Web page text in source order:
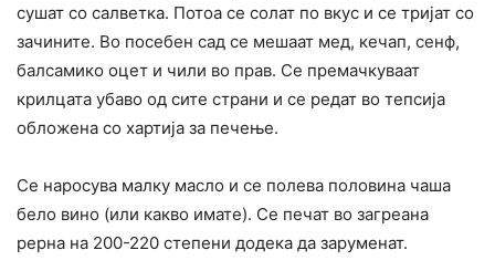
сушат со салветка. Потоа се солат по вкус и се тpијат со
зачините. Во посебен сад се мешаат мед, кечап, сенф,
балсамико оцет и чили во прав. Се премачкуваат
крилцата убаво од сите страни и се редат во тепсија
обложена со хартија за печење.
Се наросува малку масло и се полева половина чаша
бело вино (или какво имате). Се печат во загреана
рерна на 200-220 степени додека да заруменат.